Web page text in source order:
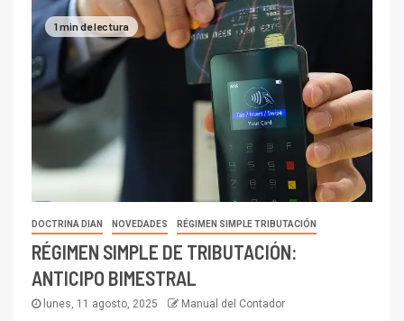
1 min de lectura
DOCTRINA DIAN NOVEDADES RÉGIMEN SIMPLE TRIBUTACIÓN
RÉGIMEN SIMPLE DE TRIBUTACIÓN:
ANTICIPO BIMESTRAL
lunes, 11 agosto, 2025 Manual del Contador